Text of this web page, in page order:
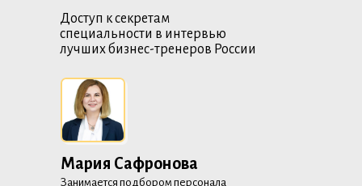
Мария Сафронова
Занимается подбором персонала
Доступ к секретам
специальности в интервью
лучших бизнес-тренеров России